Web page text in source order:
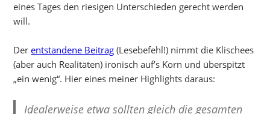
eines Tages den riesigen Unterschieden gerecht werden
will.
Derentstandene Beitrag (Lesebefehl!) nimmt die Klischees
(aber auch Realitäten) ironisch auf’s Korn und überspitzt
„ein wenig“. Hier eines meiner Highlights daraus:
Idealerweise etwa sollten gleich die gesamten